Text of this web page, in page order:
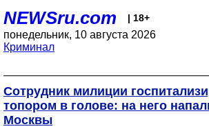
NEWSru.com | 18+
понедельник, 10 августа 2026
Криминал
Сотрудник милиции
топором в голове: на него
Москвы